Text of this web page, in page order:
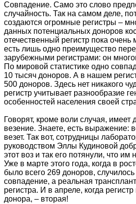
Совпадение. Само это слово
случайность. Так на самом деле,
создаются огромные регистры –
данных потенциальных доноров
отечественный регистр пока
есть лишь одно преимущество
зарубежными регистрами: он
По мировой статистике одно
10 тысяч доноров. А в нашем
500 доноров. Здесь нет никакого
регистр учитывает разнообразие
особенностей населения своей
Говорят, кроме воли случая, имеет
везение. Знаете, есть выражение:
везет. Так вот, сотрудницы
руководством Эллы Кудиновой
этот воз и так его потянули, что им
Уже в марте этого года, когда в
было всего 269 доноров,
совпадение, а реальная
регистра. И в апреле, когда
донора, – вторая!